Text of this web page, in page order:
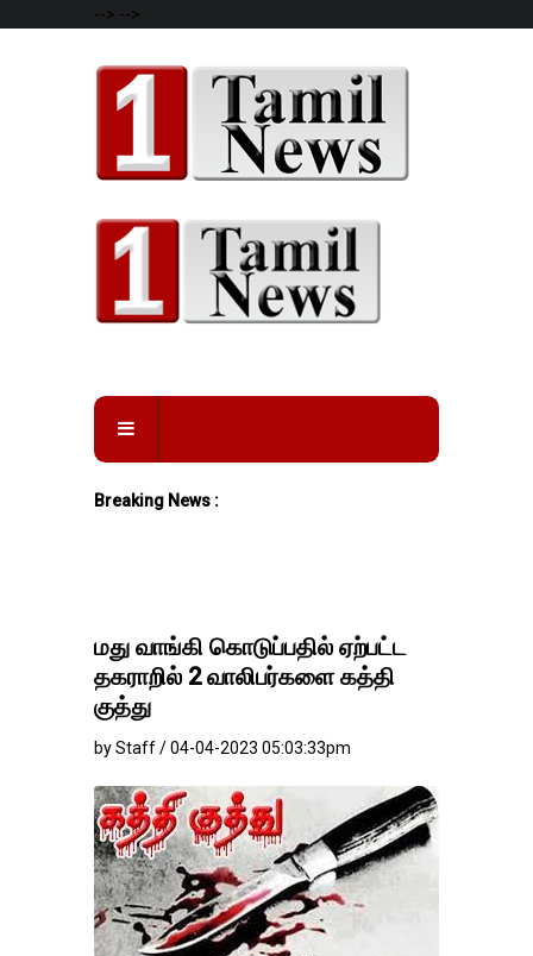
--> -->
Breaking News :
மது வாங்கி கொடுப்பதில் ஏற்பட்ட
தகராறில் 2 வாலிபர்களை கத்தி
குத்து
by Staff / 04-04-2023 05:03:33pm